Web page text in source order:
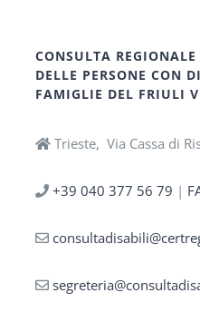
CONSULTA
DELLE PERSONE CON
FAMIGLIE DEL FRIULI
Trieste, Via Cassa di
+39 040 377 56 79 |